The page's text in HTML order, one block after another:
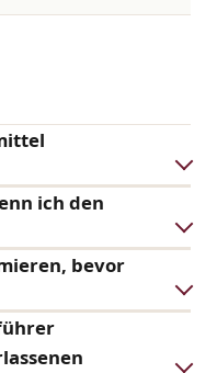
ich den
bevor